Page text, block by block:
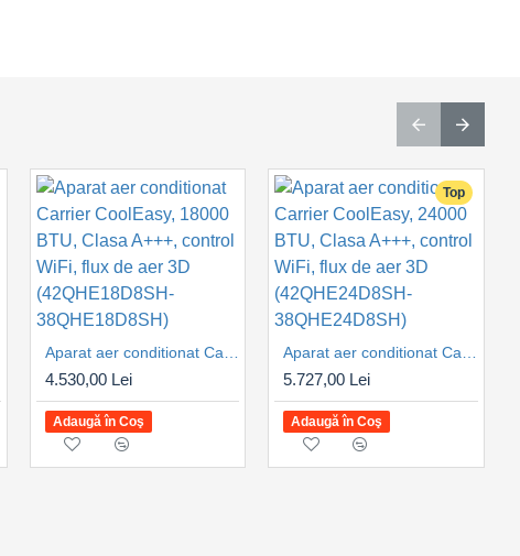
Nou
Aer conditionat Toshiba Edge Black, 24000 BTU, Clasa A+++, control WiFi, inverter, design premium, confort maxim (RAS-B24G3KVSGB-E-RAS-24J2AVSG-E1)
7.331,00 Lei
Adaugă în Coş
Aparat aer conditionat Carrier CoolEasy, 18000 BTU, Clasa A+++, control WiFi, flux de aer 3D (42QHE18D8SH-38QHE18D8SH)
4.530,00 Lei
Adaugă în Coş
Top
Aparat aer conditionat Carrier CoolEasy, 24000 BTU, Clasa A+++, control WiFi, flux de aer 3D (42QHE24D8SH-38QHE24D8SH)
5.727,00 Lei
Adaugă în Coş